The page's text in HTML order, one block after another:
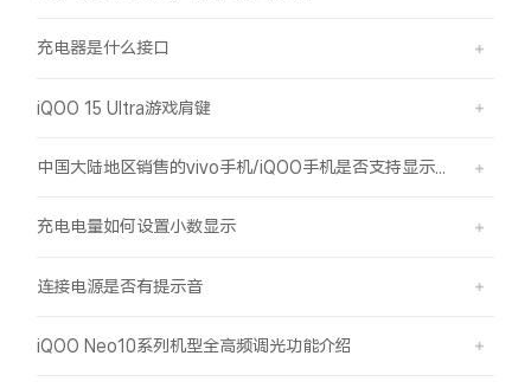
充电器是什么接口
iQOO 15 Ultra游戏肩键
充电电量如何设置小数显示
连接电源是否有提示音
iQOO Neo10系列机型全高频调光功能介绍